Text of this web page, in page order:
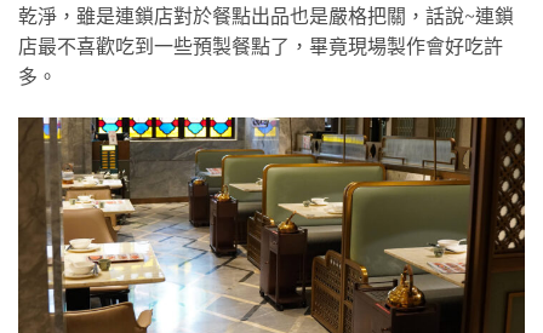
乾淨，雖是連鎖店對於餐點出品也是嚴格把關，話說~連鎖
店最不喜歡吃到一些預製餐點了，畢竟現場製作會好吃許
多。